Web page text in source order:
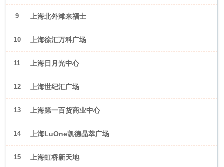
9 上海北外滩来福士
10 上海徐汇万科广场
11 上海日月光中心
12 上海世纪汇广场
13 上海第一百货商业中心
14 上海LuOne凯德晶萃广场
15 上海虹桥新天地